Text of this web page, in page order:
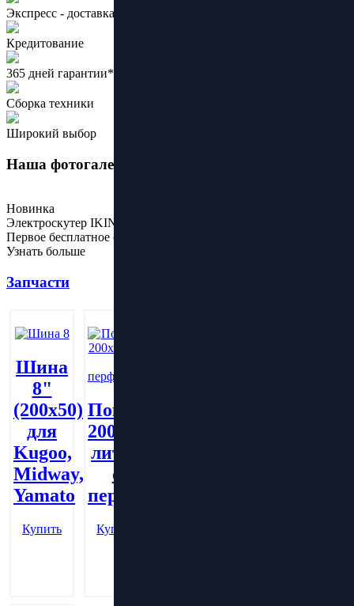
Экспресс - доставка
Кредитование
365 дней гарантии*
Сборка техники
Широкий выбор
Наша фотогалерея
Новинка
Электроскутер IKINGI X12 Pro
Первое бесплатное обслуживание
Узнать больше
Запчасти
Шина
8"
(200х50)
для
Kugoo,
Midway,
Yamato
Купить
Покрышка
200х50
литая
с
перфорацией
Купить